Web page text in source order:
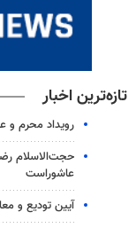
تازه‌ترین اخبار
رویداد محرم و
حجت‌الاسلام
عاشوراست
آیین تودیع و